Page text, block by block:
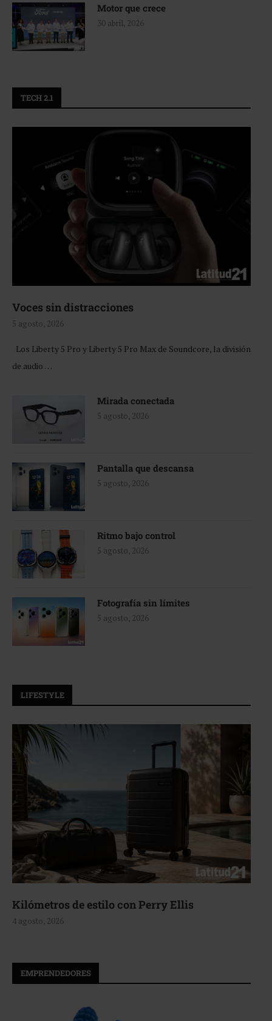
Motor que crece
30 abril, 2026
TECH 2.1
Voces sin distracciones
5 agosto, 2026
Los Liberty 5 Pro y Liberty 5 Pro Max de Soundcore, la división
de audio …
Mirada conectada
5 agosto, 2026
Pantalla que descansa
5 agosto, 2026
Ritmo bajo control
5 agosto, 2026
Fotografía sin límites
5 agosto, 2026
LIFESTYLE
Aerie, texturas que fluyen
4 agosto, 2026
EMPRENDEDORES